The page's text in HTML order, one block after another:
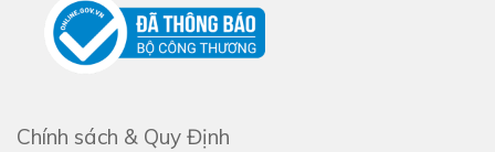
Chính sách & Quy Định